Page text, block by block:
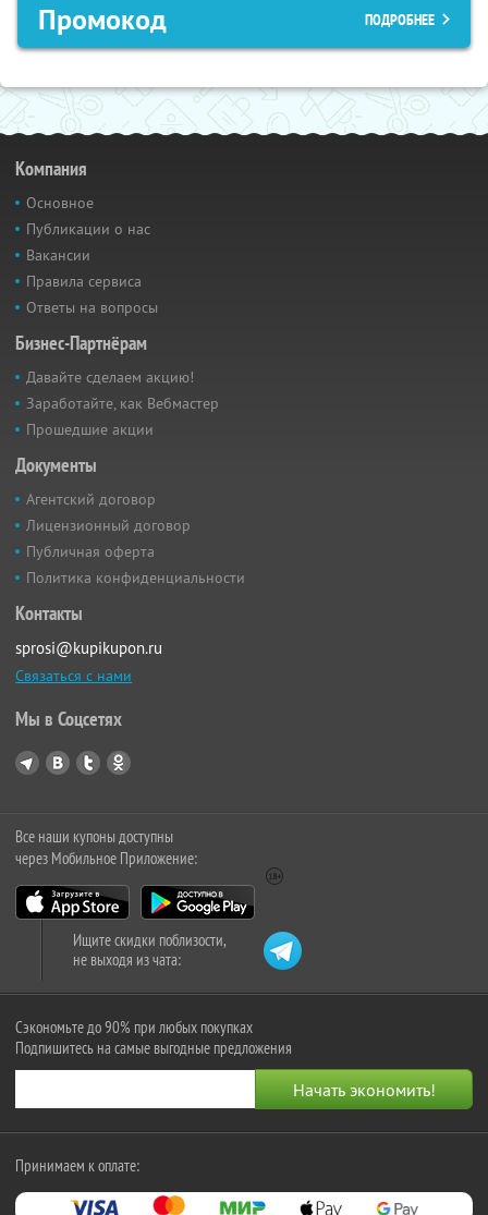
Промокод ПОДРОБНЕЕ
Компания
Основное
Публикации о нас
Вакансии
Правила сервиса
Ответы на вопросы
Бизнес-Партнёрам
Давайте сделаем акцию!
Заработайте, как Вебмастер
Прошедшие акции
Документы
Агентский договор
Лицензионный договор
Публичная оферта
Политика конфиденциальности
Контакты
sprosi@kupikupon.ru
Связаться с нами
Мы в Соцсетях
Все наши купоны доступны
через Мобильное Приложение:
Ищите скидки поблизости,
не выходя из чата:
Сэкономьте до 90% при любых покупках
Подпишитесь на самые выгодные предложения
Принимаем к оплате: